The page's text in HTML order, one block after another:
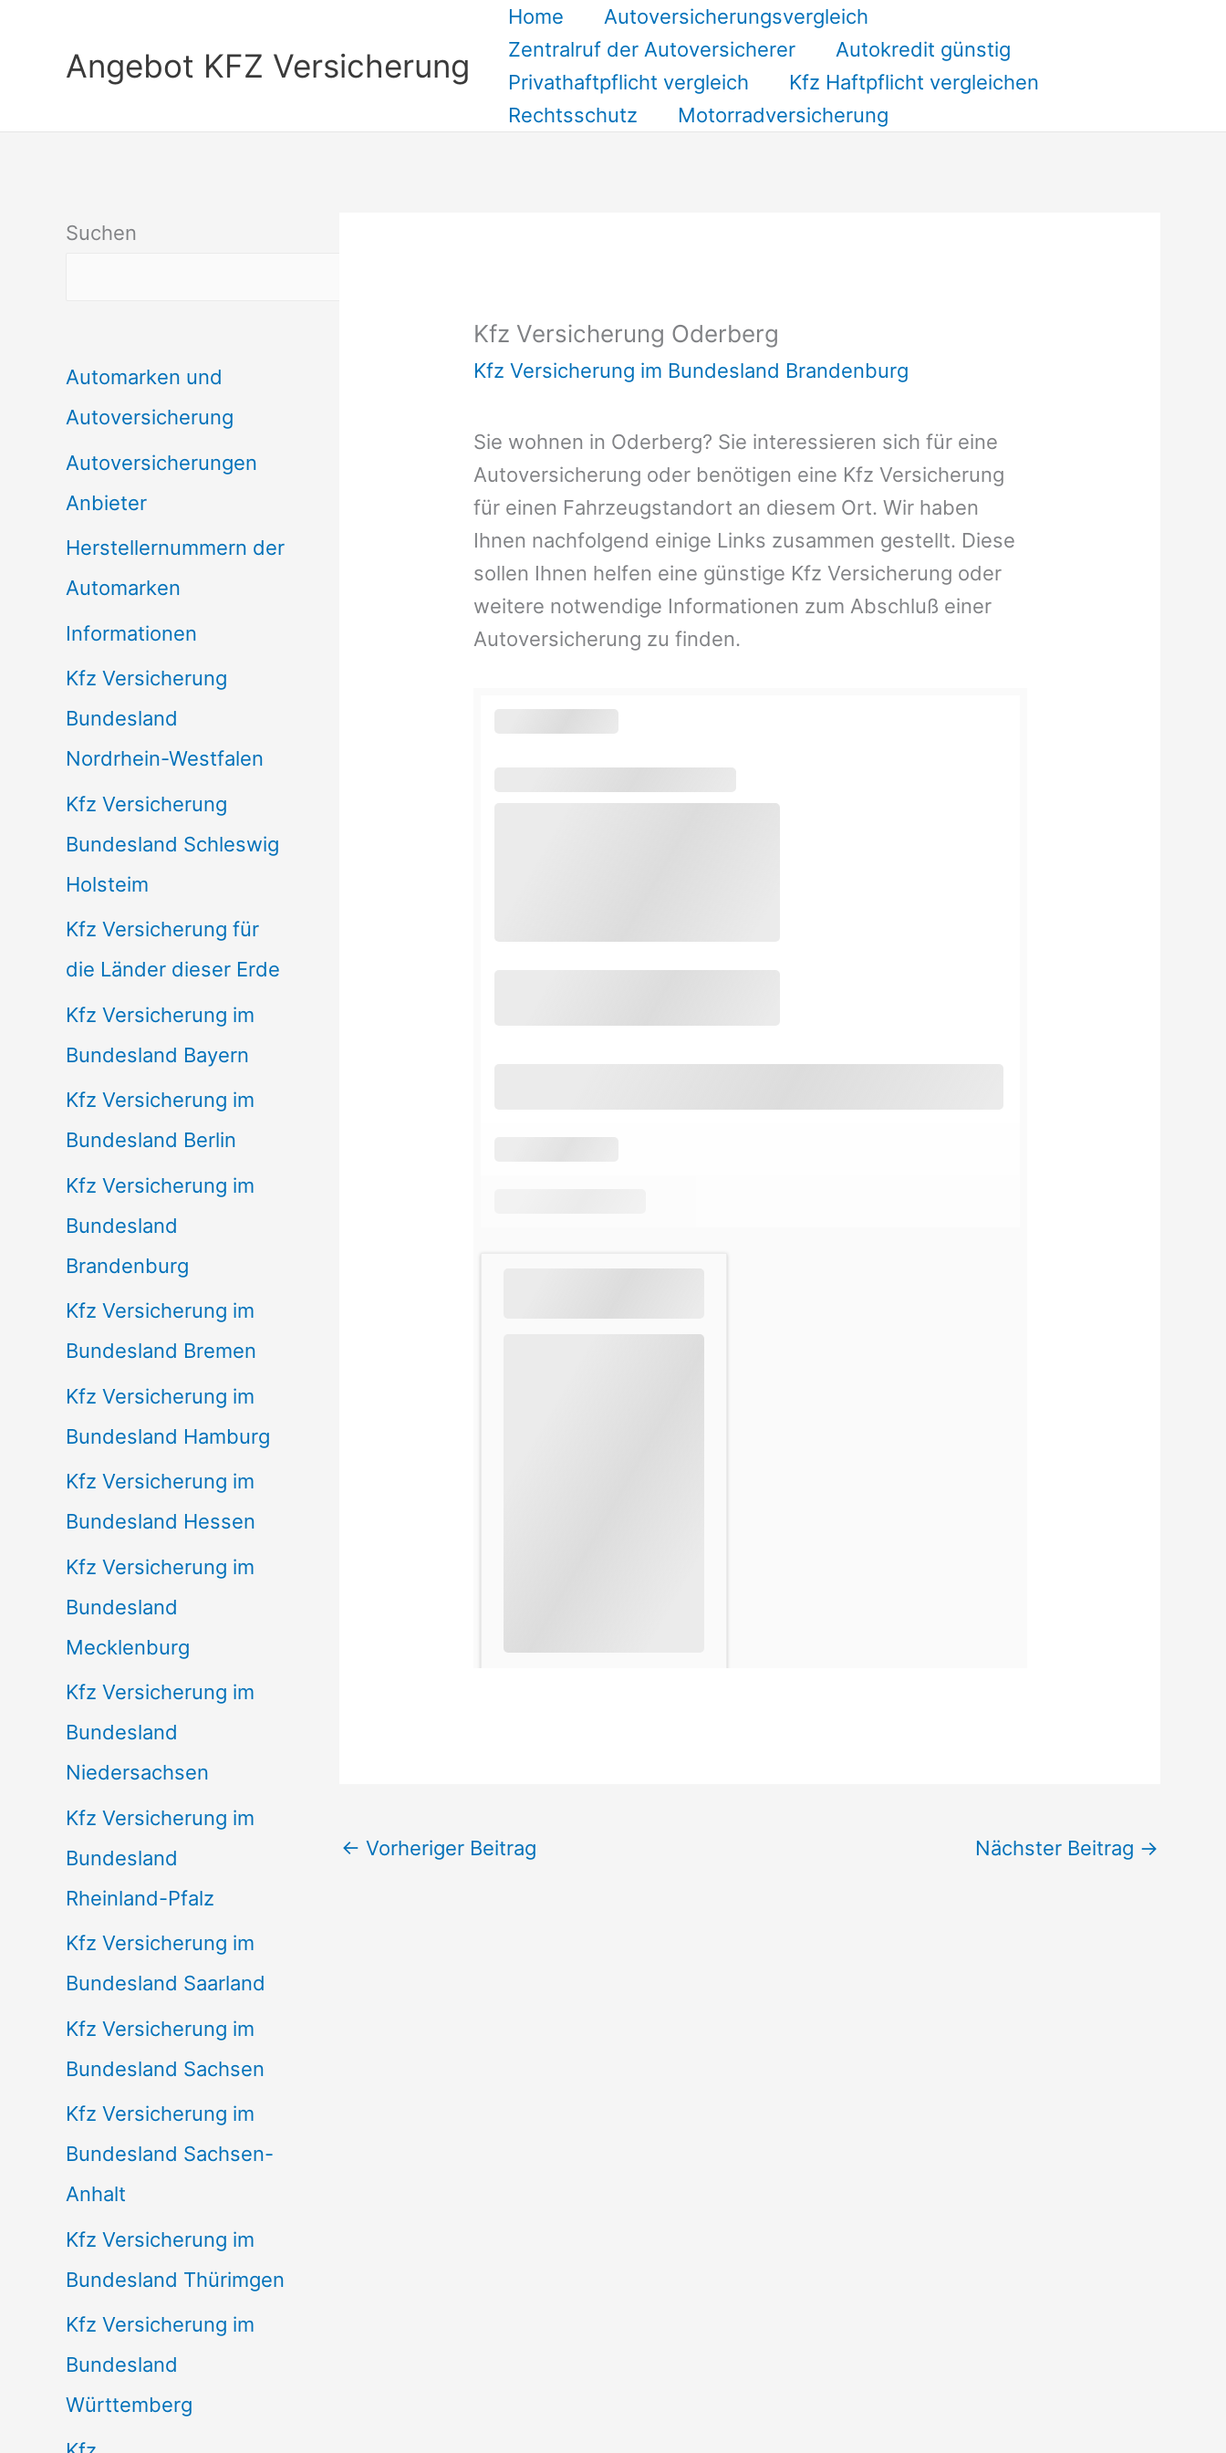
springenAngebot KFZ Versicherung
Home
Autoversicherungsvergleich
Zentralruf der Autoversicherer
Autokredit günstig
Privathaftpflicht vergleich
Kfz Haftpflicht vergleichen
Rechtsschutz
Motorradversicherung
Suchen
Automarken und
Autoversicherung
Autoversicherungen
Anbieter
Herstellernummern der
Automarken
Informationen
Kfz Versicherung
Bundesland
Nordrhein-Westfalen
Kfz Versicherung
Bundesland Schleswig
Holsteim
Kfz Versicherung für
die Länder dieser Erde
Kfz Versicherung im
Bundesland Bayern
Kfz Versicherung im
Bundesland Berlin
Kfz Versicherung im
Bundesland
Brandenburg
Kfz Versicherung im
Bundesland Bremen
Kfz Versicherung im
Bundesland Hamburg
Kfz Versicherung im
Bundesland Hessen
Kfz Versicherung im
Bundesland
Mecklenburg
Kfz Versicherung im
Bundesland
Niedersachsen
Kfz Versicherung im
Bundesland
Rheinland-Pfalz
Kfz Versicherung im
Bundesland Saarland
Kfz Versicherung im
Bundesland Sachsen
Kfz Versicherung im
Bundesland Sachsen-
Anhalt
Kfz Versicherung im
Bundesland Thürimgen
Kfz Versicherung im
Bundesland
Württemberg
Kfz Versicherung Oderberg
Kfz Versicherung im Bundesland Brandenburg
Sie wohnen in Oderberg? Sie interessieren sich für eine
Autoversicherung oder benötigen eine Kfz Versicherung
für einen Fahrzeugstandort an diesem Ort. Wir haben
Ihnen nachfolgend einige Links zusammen gestellt. Diese
sollen Ihnen helfen eine günstige Kfz Versicherung oder
weitere notwendige Informationen zum Abschluß einer
Autoversicherung zu finden.
← Vorheriger Beitrag Nächster Beitrag →